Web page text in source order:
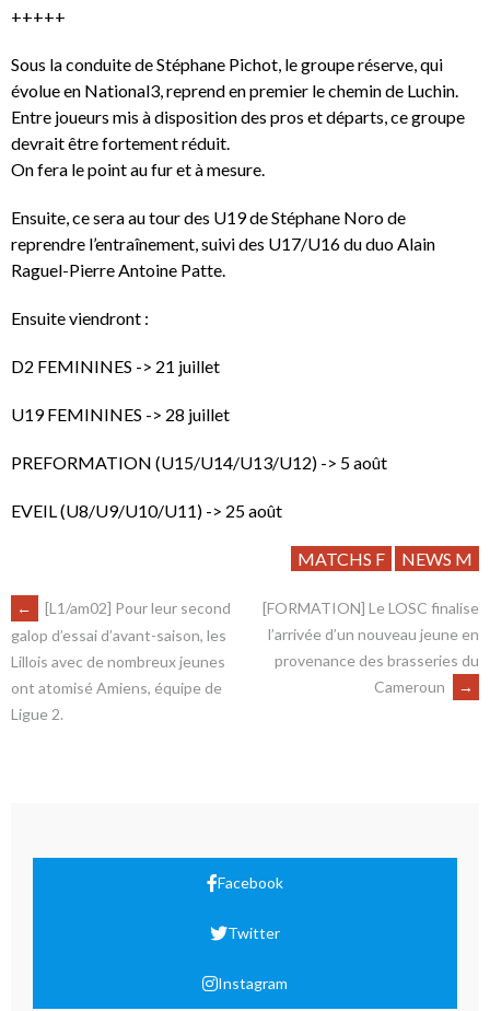
+++++
Sous la conduite de Stéphane Pichot, le groupe réserve, qui
évolue en National3, reprend en premier le chemin de Luchin.
Entre joueurs mis à disposition des pros et départs, ce groupe
devrait être fortement réduit.
On fera le point au fur et à mesure.
Ensuite, ce sera au tour des U19 de Stéphane Noro de
reprendre l’entraînement, suivi des U17/U16 du duo Alain
Raguel-Pierre Antoine Patte.
Ensuite viendront :
D2 FEMININES -> 21 juillet
U19 FEMININES -> 28 juillet
PREFORMATION (U15/U14/U13/U12) -> 5 août
EVEIL (U8/U9/U10/U11) -> 25 août
MATCHS F NEWS M
←
[L1/am02] Pour leur second
galop d’essai d’avant-saison, les
Lillois avec de nombreux jeunes
ont atomisé Amiens, équipe de
Ligue 2.
[FORMATION] Le LOSC finalise
l’arrivée d’un nouveau jeune en
provenance des brasseries du
Cameroun
→
Facebook
Twitter
Instagram